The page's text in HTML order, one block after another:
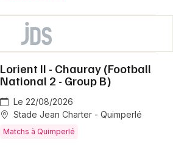
Lorient II - Chauray (Football
National 2 - Group B)
Le 22/08/2026
Stade Jean Charter - Quimperlé
Matchs à Quimperlé